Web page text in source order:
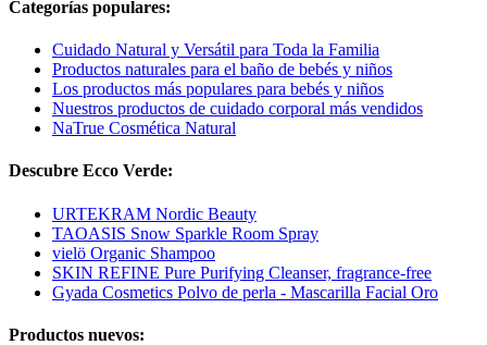
Categorías populares:
Cuidado Natural y Versátil para Toda la Familia
Productos naturales para el baño de bebés y niños
Los productos más populares para bebés y niños
Nuestros productos de cuidado corporal más vendidos
NaTrue Cosmética Natural
Descubre Ecco Verde:
URTEKRAM Nordic Beauty
TAOASIS Snow Sparkle Room Spray
vielö Organic Shampoo
SKIN REFINE Pure Purifying Cleanser, fragrance-free
Gyada Cosmetics Polvo de perla - Mascarilla Facial Oro
Productos nuevos: